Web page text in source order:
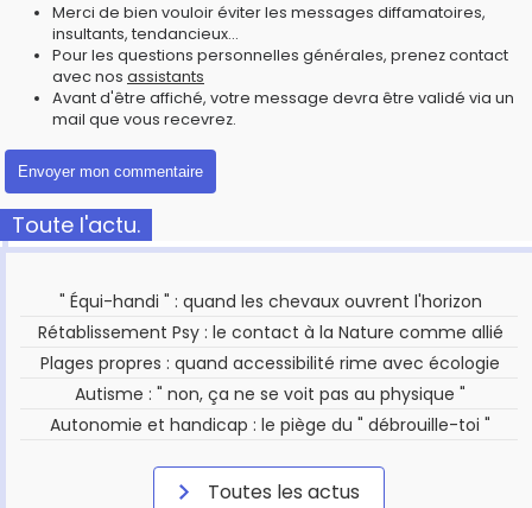
Merci de bien vouloir éviter les messages diffamatoires,
insultants, tendancieux...
Pour les questions personnelles générales, prenez contact
avec nos assistants
Avant d'être affiché, votre message devra être validé via un
mail que vous recevrez.
Toute l'actu.
" Équi-handi " : quand les chevaux ouvrent l'horizon
Rétablissement Psy : le contact à la Nature comme allié
Plages propres : quand accessibilité rime avec écologie
Autisme : " non, ça ne se voit pas au physique "
Autonomie et handicap : le piège du " débrouille-toi "
Toutes les actus